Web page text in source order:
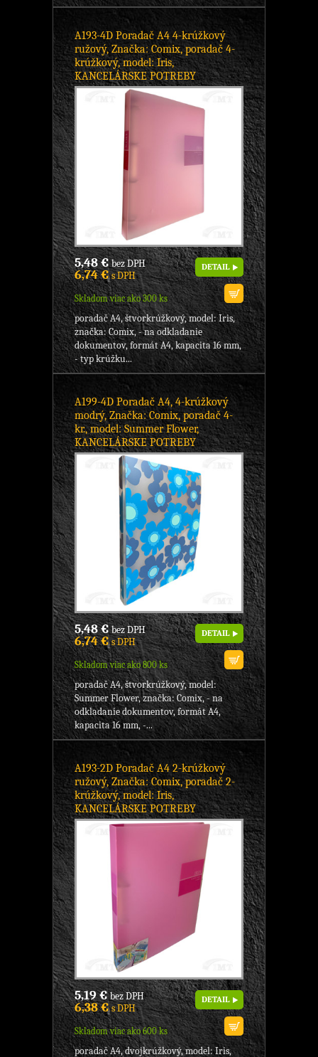
A193-4D Poradač A4 4-krúžkový
ružový, Značka: Comix, poradač 4-
krúžkový, model: Iris,
KANCELÁRSKE POTREBY
5,48 €bez DPH
6,74 €s DPH
Skladom viac ako 300 ks
DETAIL
poradač A4, štvorkrúžkový, model: Iris,
značka: Comix, - na odkladanie
dokumentov, formát A4, kapacita 16 mm,
- typ krúžku...
A199-4D Poradač A4, 4-krúžkový
modrý, Značka: Comix, poradač 4-
kr., model: Summer Flower,
KANCELÁRSKE POTREBY
5,48 €bez DPH
6,74 €s DPH
Skladom viac ako 800 ks
DETAIL
poradač A4, štvorkrúžkový, model:
Summer Flower, značka: Comix, - na
odkladanie dokumentov, formát A4,
kapacita 16 mm, -...
A193-2D Poradač A4 2-krúžkový
ružový, Značka: Comix, poradač 2-
krúžkový, model: Iris,
KANCELÁRSKE POTREBY
5,19 €bez DPH
6,38 €s DPH
Skladom viac ako 600 ks
DETAIL
poradač A4, dvojkrúžkový, model: Iris,